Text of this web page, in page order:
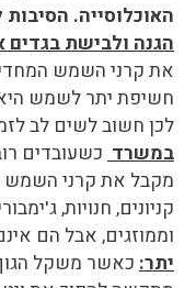
האוכלוסייה. הסיבות
הגנה ולבישת בגדים
את קרני השמש
חשיפת יתר לשמש
לכן חשוב לשים לב
במשרד כשעובדים
מקבל את קרני השמש
קניונים, חנויות,
וממוזגים, אבל הם
יתר: כאשר משקל